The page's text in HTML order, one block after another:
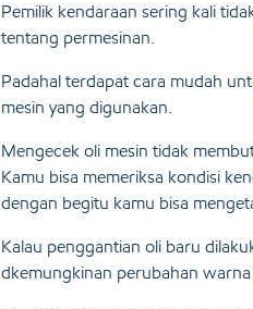
Pemilik kendaraan sering kali
tentang permesinan.
Padahal terdapat cara mudah
mesin yang digunakan.
Mengecek oli mesin tidak
Kamu bisa memeriksa kondisi
dengan begitu kamu bisa
Kalau penggantian oli baru
dkemungkinan perubahan